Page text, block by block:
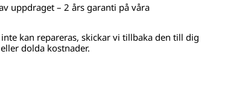
uppdraget – 2 års garanti på våra
kan repareras, skickar vi tillbaka den till dig
dolda kostnader.